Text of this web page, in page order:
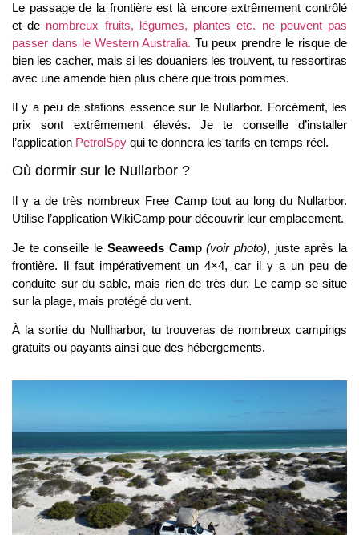
Le passage de la frontière est là encore extrêmement contrôlé
et de nombreux fruits, légumes, plantes etc. ne peuvent pas
passer dans le Western Australia. Tu peux prendre le risque de
bien les cacher, mais si les douaniers les trouvent, tu ressortiras
avec une amende bien plus chère que trois pommes.
Il y a peu de stations essence sur le Nullarbor. Forcément, les
prix sont extrêmement élevés. Je te conseille d’installer
l’application PetrolSpy qui te donnera les tarifs en temps réel.
Où dormir sur le Nullarbor ?
Il y a de très nombreux Free Camp tout au long du Nullarbor.
Utilise l’application WikiCamp pour découvrir leur emplacement.
Je te conseille le Seaweeds Camp(voir photo), juste après la
frontière. Il faut impérativement un 4×4, car il y a un peu de
conduite sur du sable, mais rien de très dur. Le camp se situe
sur la plage, mais protégé du vent.
À la sortie du Nullharbor, tu trouveras de nombreux campings
gratuits ou payants ainsi que des hébergements.